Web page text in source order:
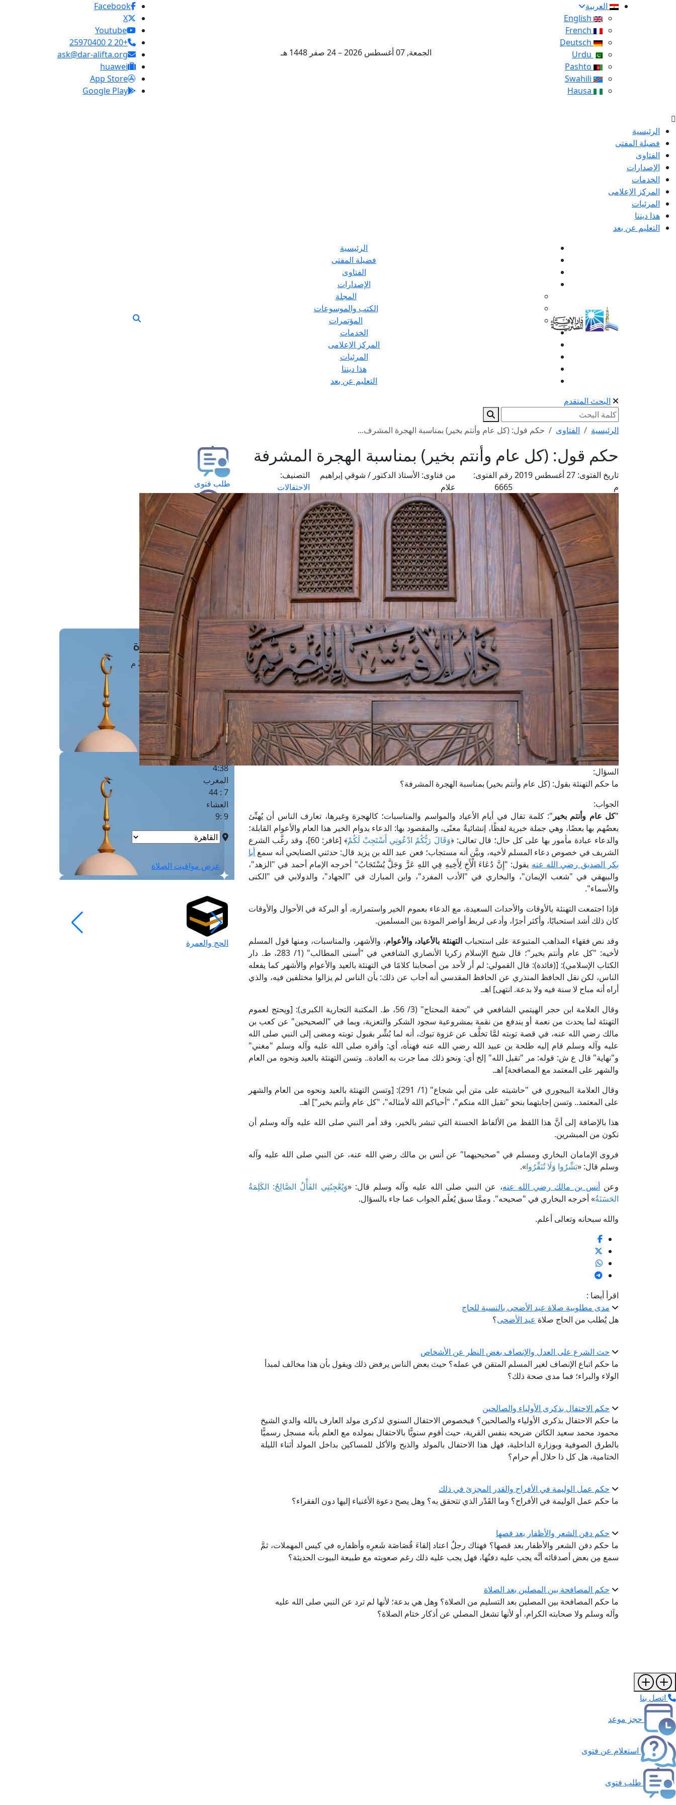
العربية
الجمعة, 07 أغسطس 2026 – 24 صفر 1448 هـ
Facebook
X
Youtube
+20 2 25970400
ask@dar-alifta.org
huawei
App Store
Google Play
الرئيسية
فضيلة المفتى
الفتاوى
الإصدارات
الخدمات
المركز الإعلامى
المرئيات
هذا ديننا
التعليم عن بعد
الرئيسية
فضيلة المفتى
الفتاوى
الإصدارات
المجلة
الكتب والموسوعات
المؤتمرات
الخدمات
المركز الإعلامى
المرئيات
هذا ديننا
التعليم عن بعد
البحث المتقدم
الرئيسية الفتاوى حكم قول: (كل عام وأنتم بخير) بمناسبة الهجرة المشرف...
حكم قول: (كل عام وأنتم بخير) بمناسبة الهجرة المشرفة
تاريخ الفتوى:
27 أغسطس 2019
م
رقم الفتوى:
6665
من فتاوى: الأستاذ الدكتور / شوقي إبراهيم
علام
التصنيف:
الاحتفالات
السؤال:
ما حكم التهنئة بقول: (كل عام وأنتم بخير) بمناسبة الهجرة المشرفة؟
الجواب:
"كل عام وأنتم بخير ": كلمة تقال في أيام الأعياد والمواسم والمناسبات؛ كالهجرة وغيرها، تعارف الناس أن يُهنِّئ
بعضُهم بها بعضًا، وهي جملة خبرية لفظًا، إنشائيةٌ معنًى، والمقصود بها: الدعاء بدوام الخير هذا العام والأعوام القابلة؛
والدعاء عبادة مأمور بها على كل حال؛ قال تعالى: ﴿وَقَالَ رَبُّكُمُ ادْعُونِي أَسْتَجِبْ لَكُمْ
﴾ [غافر: 60]، وقد رغَّب الشرع
الشريف في خصوص دعاء المسلم لأخيه، وبيَّن أنه مستجاب؛ فعن عبد الله بن يزيد قال: حدثني الصنابحي أنه سمع أبا
بكر الصديق رضي الله عنه يقول: "إِنَّ دُعَاءَ الْأَخِ لِأَخِيهِ فِي اللهِ عَزَّ وَجَلَّ يُسْتَجَابُ" أخرجه الإمام أحمد في "الزهد"،
والبيهقي في "شعب الإيمان"، والبخاري في "الأدب المفرد"، وابن المبارك في "الجهاد"، والدولابي في "الكنى
والأسماء".
فإذا اجتمعت التهنئة بالأوقات والأحداث السعيدة، مع الدعاء بعموم الخير واستمراره، أو البركة في الأحوال والأوقات
كان ذلك أشد استحبابًا، وأكثر أجرًا، وأدعى لربط أواصر المودة بين المسلمين.
وقد نص فقهاء المذاهب المتبوعة على استحباب التهنئة بالأعياد، والأعوام، والأشهر، والمناسبات، ومنها قول المسلم
لأخيه: "كل عام وأنتم بخير"؛ قال شيخ الإسلام زكريا الأنصاري الشافعي في "أسنى المطالب" (1/ 283، ط. دار
الكتاب الإسلامي): [(فائدة): قال القمولي: لم أر لأحد من أصحابنا كلامًا في التهنئة بالعيد والأعوام والأشهر كما يفعله
الناس، لكن نقل الحافظ المنذري عن الحافظ المقدسي أنه أجاب عن ذلك: بأن الناس لم يزالوا مختلفين فيه، والذي
أراه أنه مباح لا سنة فيه ولا بدعة. انتهى] اهـ.
وقال العلامة ابن حجر الهيتمي الشافعي في "تحفة المحتاج" (3/ 56، ط. المكتبة التجارية الكبرى): [ويحتج لعموم
التهنئة لما يحدث من نعمة أو يندفع من نقمة بمشروعية سجود الشكر والتعزية، وبما في "الصحيحين" عن كعب بن
مالك رضي الله عنه، في قصة توبته لمَّا تخلَّف عن غزوة تبوك، أنه لما بُشِّر بقبول توبته ومضى إلى النبي صلى الله
عليه وآله وسلم قام إليه طلحة بن عبيد الله رضي الله عنه فهنأه، أي: وأقره صلى الله عليه وآله وسلم "مغني"
و"نهاية" قال ع ش: قوله: مر "تقبل الله" إلخ أي: ونحو ذلك مما جرت به العادة.. وتسن التهنئة بالعيد ونحوه من العام
والشهر على المعتمد مع المصافحة] اهـ.
وقال العلامة البيجوري في "حاشيته على متن أبي شجاع" (1/ 291): [وتسن التهنئة بالعيد ونحوه من العام والشهر
على المعتمد.. وتسن إجابتهما بنحو "تقبل الله منكم"، "أحياكم الله لأمثاله"، "كل عام وأنتم بخير"] اهـ.
هذا بالإضافة إلى أنَّ هذا اللفظ من الألفاظ الحسنة التي تبشر بالخير، وقد أمر النبي صلى الله عليه وآله وسلم أن
نكون من المبشرين.
فروى الإمامان البخاري ومسلم في "صحيحيهما" عن أنس بن مالك رضي الله عنه، عن النبي صلى الله عليه وآله
وسلم قال: «بَشِّرُوا وَلَا تُنَفِّرُوا».
وعنأنس بن مالك رضي الله عنه، عن النبي صلى الله عليه وآله وسلم قال: «وَيُعْجِبُنِي الفَأْلُ الصَّالِحُ: الكَلِمَةُ
الحَسَنَةُ» أخرجه البخاري في "صحيحه". وممَّا سبق يُعلَم الجواب عما جاء بالسؤال.
والله سبحانه وتعالى أعلم.
اقرأ أيضا :
مدى مطلوبية صلاة عيد الأضحى بالنسبة للحاج
هل يُطلب من الحاج صلاة عيد الأضحى؟
حث الشرع على العدل والإنصاف بغض النظر عن الأشخاص
ما حكم اتباع الإنصاف لغير المسلم المتقن في عمله؟ حيث بعض الناس يرفض ذلك ويقول بأن هذا مخالف لمبدأ
الولاء والبراء؛ فما مدى صحة ذلك؟
حكم الاحتفال بذكرى الأولياء والصالحين
ما حكم الاحتفال بذكرى الأولياء والصالحين؟ فبخصوص الاحتفال السنوي لذكرى مولد العارف بالله والدي الشيخ
محمود محمد سعيد الكائن ضريحه بنفس القرية، حيث أقوم سنويًّا بالاحتفال بمولده مع العلم بأنه مسجل رسميًّا
بالطرق الصوفية وبوزارة الداخلية، فهل هذا الاحتفال بالمولد والذبح والأكل للمساكين بداخل المولد أثناء الليلة
الختامية، هل كل ذا حلال أم حرام؟
حكم عمل الوليمة في الأفراح والقدر المجزئ في ذلك
ما حكم عمل الوليمة في الأفراح؟ وما القَدْر الذي تتحقق به؟ وهل يصح دعوة الأغنياء إليها دون الفقراء؟
حكم دفن الشعر والأظفار بعد قصها
ما حكم دفن الشعر والأظفار بعد قصها؟ فهناك رجلٌ اعتاد إلقاءَ قُصَاصَة شَعرِه وأظفاره في كيس المهملات، ثمَّ
سمع مِن بعض أصدقائه أنَّه يجب عليه دفنُها، فهل يجب عليه ذلك رغم صعوبته مع طبيعة البيوت الحديثة؟
حكم المصافحة بين المصلين بعد الصلاة
ما حكم المصافحة بين المصلين بعد التسليم من الصلاة؟ وهل هي بدعة؛ لأنها لم ترد عن النبي صلى الله عليه
وآله وسلم ولا صحابته الكرام، أو لأنها تشغل المصلي عن أذكار ختام الصلاة؟
طلب فتوى
استعلام عن فتوى
حجز موعد
الفتوى الهاتفية
مَواقِيتُ الصَّـــلاة
القاهرة · 07 أغسطس 2026 م
4 :41
الشروق
6 :17
الظهر
1 : 1
العصر
4:38
المغرب
7 : 44
العشاء
9 :9
عرض مواقيت الصلاة
الحج والعمرة
اتصل بنا
حجز موعد
استعلام عن فتوى
طلب فتوى